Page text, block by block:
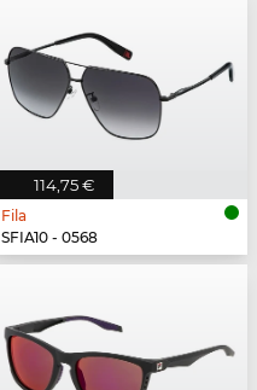
114,75 €
Fila
SFIA10 - 0568